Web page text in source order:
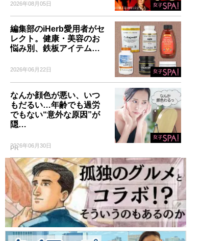
2026年08月05日
編集部のiHerb愛用者がセ
レクト。健康・美容のお
悩み別、鉄板アイテム…
2026年06月22日
なんか顔色が悪い、いつ
もだるい…年齢でも過労
でもない“意外な原因”が
隠…
2026年06月30日
PR